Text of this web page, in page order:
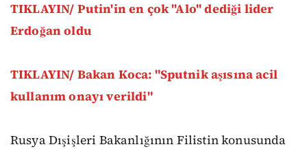
TIKLAYIN/ Putin'in en çok ''Alo'' dediği lider
Erdoğan oldu
TIKLAYIN/ Bakan Koca: "Sputnik aşısına acil
kullanım onayı verildi"
Rusya Dışişleri Bakanlığının Filistin konusunda